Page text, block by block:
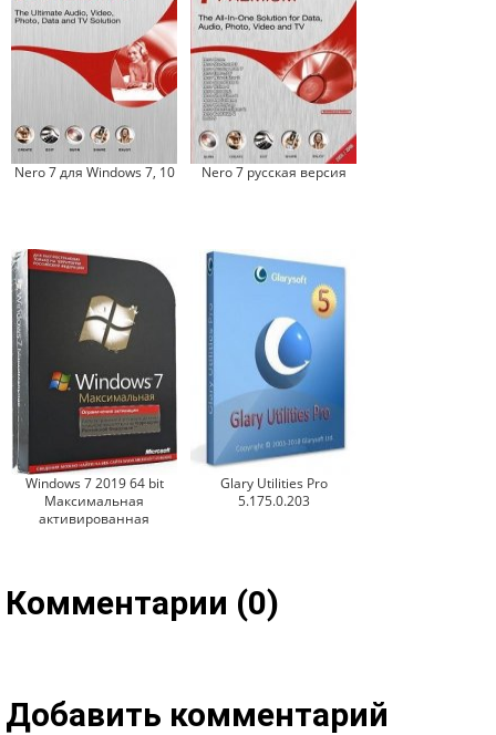
Nero 7 для Windows 7, 10 Nero 7 русская версия
Windows 7 2019 64 bit
Максимальная
активированная
Glary Utilities Pro
5.175.0.203
Комментарии (0)
Добавить комментарий